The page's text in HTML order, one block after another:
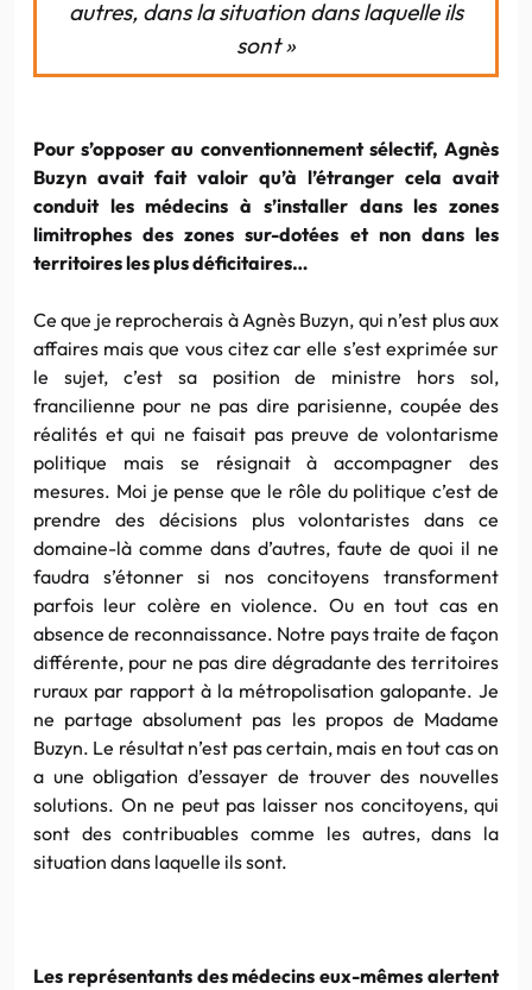
autres, dans la situation dans laquelle ils
sont »
Pour s’opposer au conventionnement sélectif, Agnès
Buzyn avait fait valoir qu’à l’étranger cela avait
conduit les médecins à s’installer dans les zones
limitrophes des zones sur-dotées et non dans les
territoires les plus déficitaires…
Ce que je reprocherais à Agnès Buzyn, qui n’est plus aux
affaires mais que vous citez car elle s’est exprimée sur
le sujet, c’est sa position de ministre hors sol,
francilienne pour ne pas dire parisienne, coupée des
réalités et qui ne faisait pas preuve de volontarisme
politique mais se résignait à accompagner des
mesures. Moi je pense que le rôle du politique c’est de
prendre des décisions plus volontaristes dans ce
domaine-là comme dans d’autres, faute de quoi il ne
faudra s’étonner si nos concitoyens transforment
parfois leur colère en violence. Ou en tout cas en
absence de reconnaissance. Notre pays traite de façon
différente, pour ne pas dire dégradante des territoires
ruraux par rapport à la métropolisation galopante. Je
ne partage absolument pas les propos de Madame
Buzyn. Le résultat n’est pas certain, mais en tout cas on
a une obligation d’essayer de trouver des nouvelles
solutions. On ne peut pas laisser nos concitoyens, qui
sont des contribuables comme les autres, dans la
situation dans laquelle ils sont.
Les représentants des médecins eux-mêmes alertent